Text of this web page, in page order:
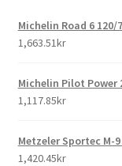
Michelin Road 6 120/
1,663.51kr
Michelin Pilot Power
1,117.85kr
Metzeler Sportec M-9
1,420.45kr